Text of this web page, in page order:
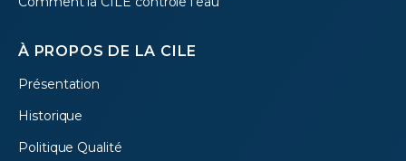
À PROPOS DE LA CILE
Présentation
Historique
Politique Qualité